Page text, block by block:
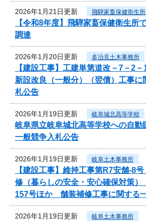
2026年1月21日更新 飛騨家畜保健衛生所
【令和8年度】飛騨家畜保健衛生所
調達
2026年1月20日更新 多治見土木事務所
【建設工事】工建単第道改－7－
新設改良（一般分）（翌債）工事に
札公告
2026年1月19日更新 岐阜城北高等学校
岐阜県立岐阜城北高等学校への自動
一般競争入札公告
2026年1月19日更新 岐阜土木事務所
【建設工事】維持工事第R7安舗-8
修（暮らしの安全・安心確保対策）
157号ほか 舗装補修工事に関する
2026年1月19日更新 岐阜土木事務所